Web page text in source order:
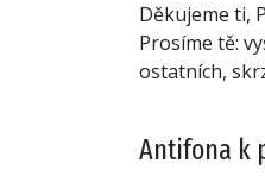
Děkujeme ti,
Prosíme tě:
ostatních,
Antifona k